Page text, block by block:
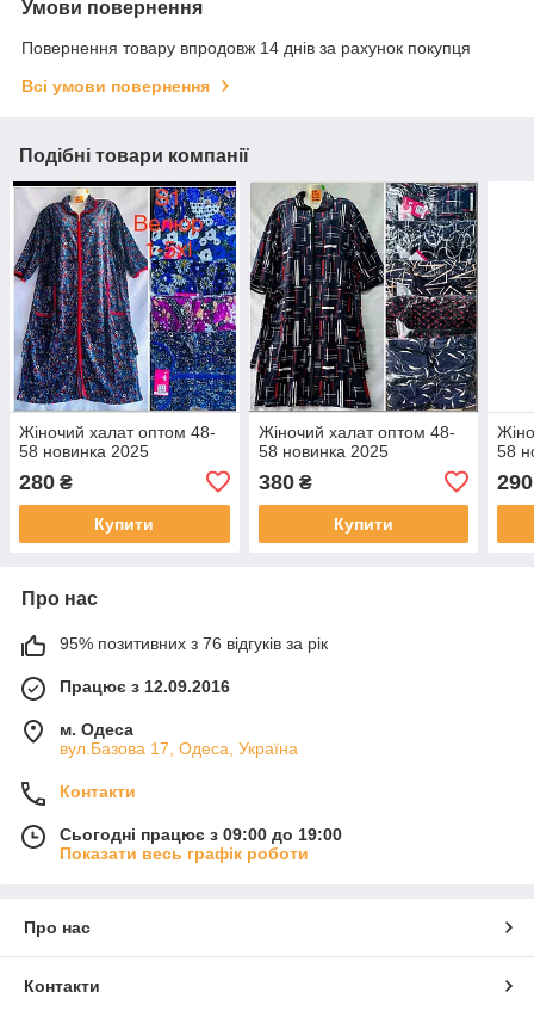
Умови повернення
Повернення товару впродовж 14 днів за рахунок покупця
Всі умови повернення
Подібні товари компанії
Жіночий халат оптом 48-
58 новинка 2025
280 ₴
Купити
Жіночий халат оптом 48-
58 новинка 2025
380₴
Купити
58
290
Про нас
95% позитивних з 76 відгуків за рік
Працює з 12.09.2016
м. Одеса
вул.Базова 17, Одеса, Україна
Контакти
Сьогодні працює з 09:00 до 19:00
Показати весь графік роботи
Про нас
Контакти